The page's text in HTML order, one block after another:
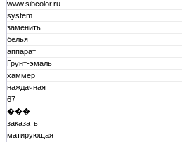
www.sibcolor.ru
system
заменить
белья
аппарат
Грунт-эмаль
хаммер
наждачная
67
���
заказать
матирующая